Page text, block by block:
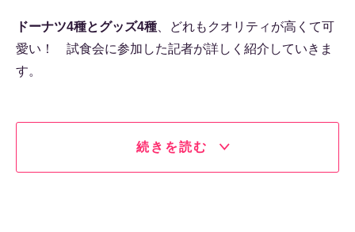
ドーナツ4種とグッズ4種 、どれもクオリティが高くて可
愛い！ 試食会に参加した記者が詳しく紹介していきま
す。
続きを読む